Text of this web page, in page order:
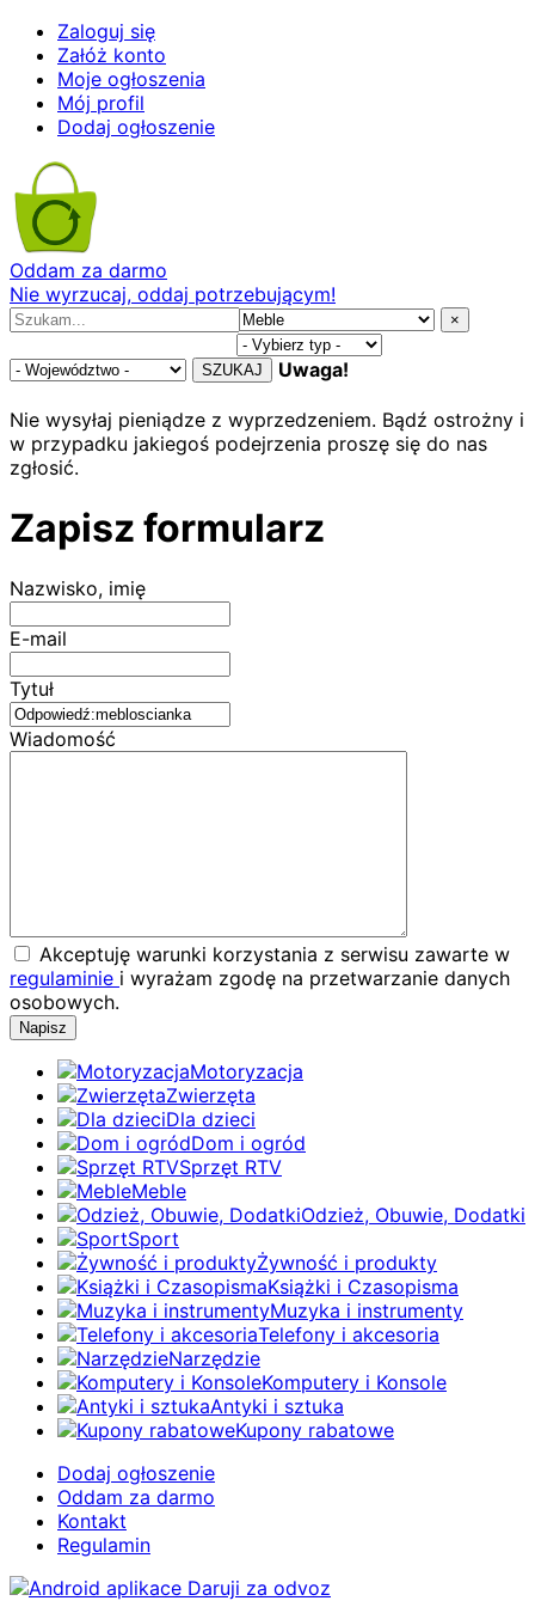
Zaloguj się
Załóż konto
Moje ogłoszenia
Mój profil
Dodaj ogłoszenie
Oddam za darmo
Nie wyrzucaj, oddaj potrzebującym!
SZUKAJ
×
Uwaga!
Nie wysyłaj pieniądze z wyprzedzeniem. Bądź ostrożny i
w przypadku jakiegoś podejrzenia proszę się do nas
zgłosić.
Zapisz formularz
Nazwisko, imię
E-mail
Tytuł
Wiadomość
Akceptuję warunki korzystania z serwisu zawarte w
regulaminie i wyrażam zgodę na przetwarzanie danych
osobowych.
Motoryzacja
Zwierzęta
Dla dzieci
Dom i ogród
Sprzęt RTV
Meble
Odzież, Obuwie, Dodatki
Sport
Żywność i produkty
Książki i Czasopisma
Muzyka i instrumenty
Telefony i akcesoria
Narzędzie
Komputery i Konsole
Antyki i sztuka
Kupony rabatowe
Dodaj ogłoszenie
Oddam za darmo
Kontakt
Regulamin